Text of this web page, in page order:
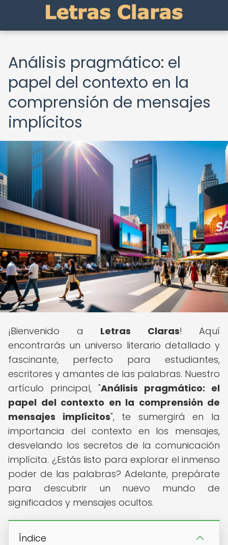
Análisis pragmático: el
papel del contexto en la
comprensión de mensajes
implícitos
¡Bienvenido a Letras Claras! Aquí
encontrarás un universo literario detallado y
fascinante, perfecto para estudiantes,
escritores y amantes de las palabras. Nuestro
artículo principal, "Análisis pragmático: el
papel del contexto en la comprensión de
mensajes implícitos", te sumergirá en la
importancia del contexto en los mensajes,
desvelando los secretos de la comunicación
implícita. ¿Estás listo para explorar el inmenso
poder de las palabras? Adelante, prepárate
para descubrir un nuevo mundo de
significados y mensajes ocultos.
Índice